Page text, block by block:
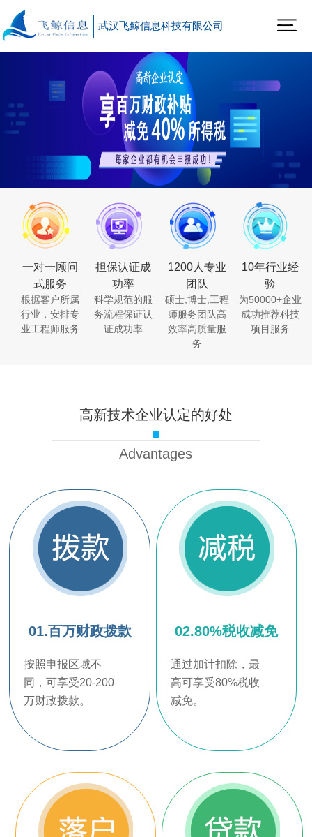
武汉飞鲸信息科技有限公司
一对一顾问
式服务
根据客户所属
行业，安排专
业工程师服务
担保认证成
功率
科学规范的服
务流程保证认
证成功率
1200人专业
团队
硕士,博士,工程
师服务团队高
效率高质量服
务
10年行业经
验
为50000+企业
成功推荐科技
项目服务
高新技术企业认定的好处
Advantages
01.百万财政拨款
按照申报区域不
同，可享受20-200
万财政拨款。
02.80%税收减免
通过加计扣除，最
高可享受80%税收
减免。